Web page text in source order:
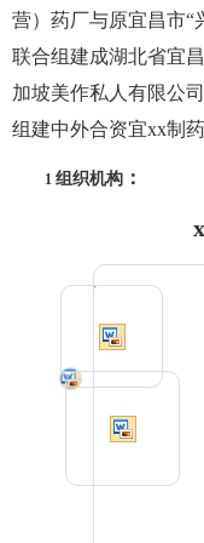
营）药厂与原宜昌市“
联合组建成湖北省宜
加坡美作私人有限公
组建中外合资宜xx制药
1 组织机构：